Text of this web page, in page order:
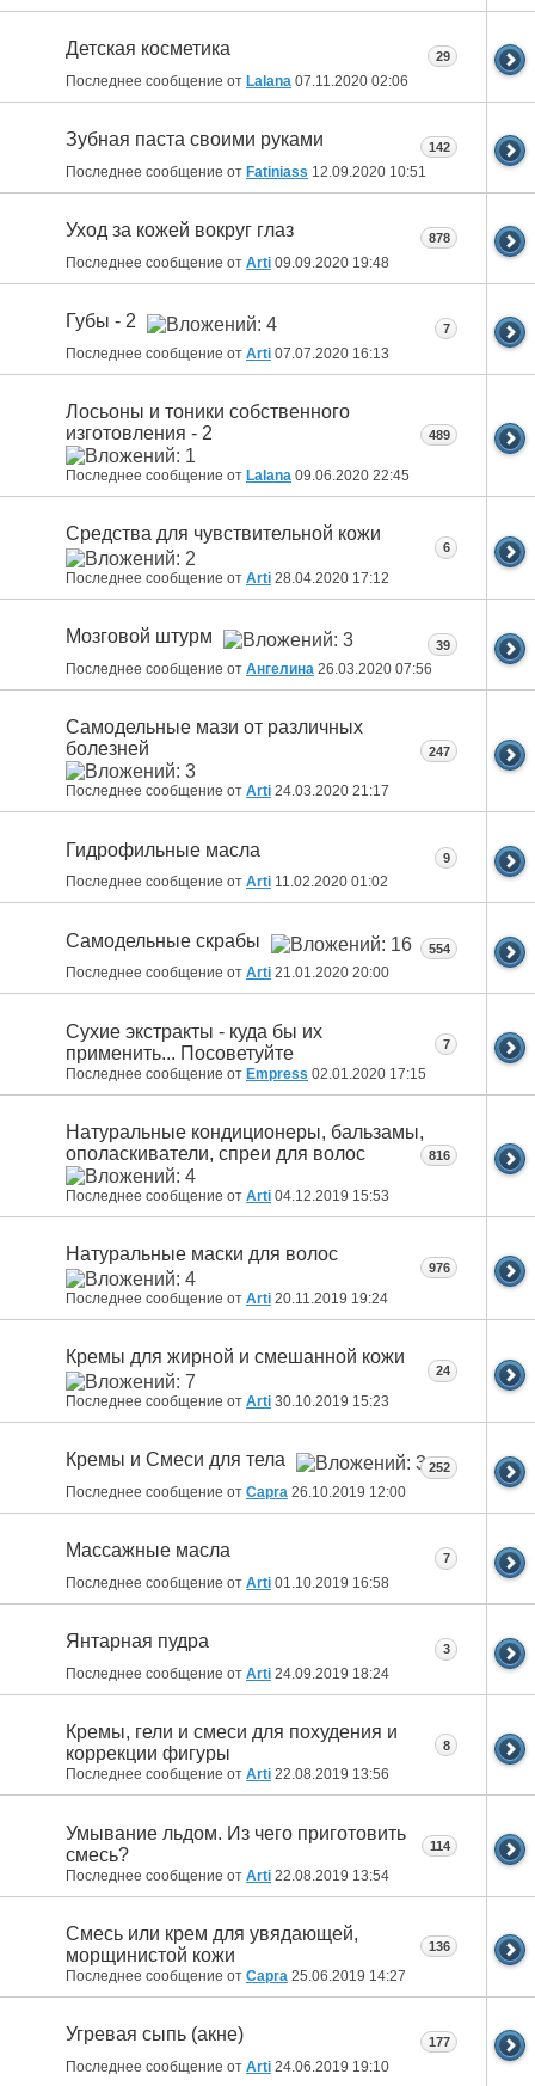
Детская косметика
Последнее сообщение от Lalana 07.11.2020 02:06
29
Зубная паста своими руками
Последнее сообщение от Fatiniass 12.09.2020 10:51
142
Уход за кожей вокруг глаз
Последнее сообщение от Arti 09.09.2020 19:48
878
Губы - 2
Последнее сообщение от Arti 07.07.2020 16:13
7
Лосьоны и тоники собственного
изготовления - 2
Последнее сообщение от Lalana 09.06.2020 22:45
489
Средства для чувствительной кожи
Последнее сообщение от Arti 28.04.2020 17:12
6
Мозговой штурм
Последнее сообщение от Ангелина 26.03.2020 07:56
39
Самодельные мази от различных
болезней
Последнее сообщение от Arti 24.03.2020 21:17
247
Гидрофильные масла
Последнее сообщение от Arti 11.02.2020 01:02
9
Самодельные скрабы
Последнее сообщение от Arti 21.01.2020 20:00
554
Сухие экстракты - куда бы их
применить... Посоветуйте
Последнее сообщение от Empress 02.01.2020 17:15
7
Натуральные кондиционеры, бальзамы,
ополаскиватели, спреи для волос
Последнее сообщение от Arti 04.12.2019 15:53
816
Натуральные маски для волос
Последнее сообщение от Arti 20.11.2019 19:24
976
Кремы для жирной и смешанной кожи
Последнее сообщение от Arti 30.10.2019 15:23
24
Кремы и Смеси для тела
Последнее сообщение от Capra 26.10.2019 12:00
252
Массажные масла
Последнее сообщение от Arti 01.10.2019 16:58
7
Янтарная пудра
Последнее сообщение от Arti 24.09.2019 18:24
3
Кремы, гели и смеси для похудения и
коррекции фигуры
Последнее сообщение от Arti 22.08.2019 13:56
8
Умывание льдом. Из чего приготовить
смесь?
Последнее сообщение от Arti 22.08.2019 13:54
114
Смесь или крем для увядающей,
морщинистой кожи
Последнее сообщение от Capra 25.06.2019 14:27
136
Угревая сыпь (акне)
Последнее сообщение от Arti 24.06.2019 19:10
177